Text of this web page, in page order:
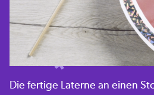
Die fertige Laterne an einen